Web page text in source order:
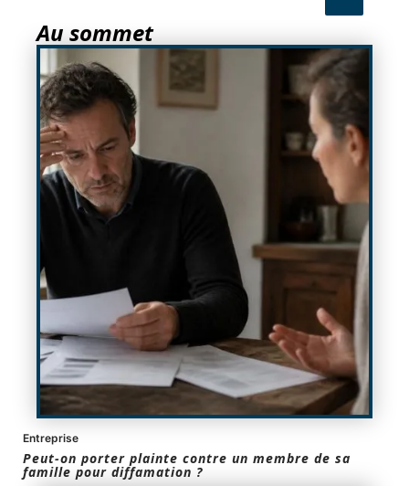
Au sommet
Entreprise
Peut-on porter plainte contre un membre de sa
famille pour diffamation ?